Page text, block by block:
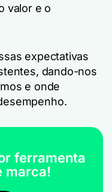
valor e o
expectativas
dando-nos
e onde
ferramenta
marca!